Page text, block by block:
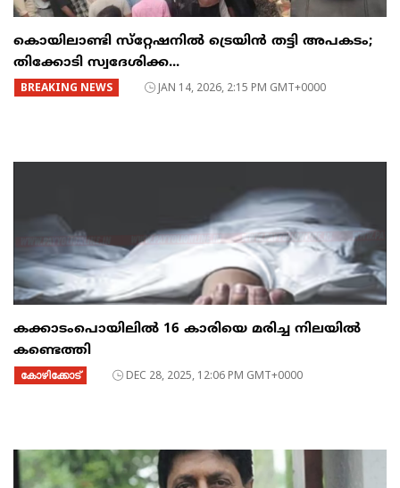
കൊയിലാണ്ടി സ്‌റ്റേഷനില്‍ ട്രെയിന്‍ തട്ടി അപകടം;
തിക്കോടി സ്വദേശിക്ക...
BREAKING NEWS JAN 14, 2026, 2:15 PM GMT+0000
കക്കാടംപൊയിലിൽ 16 കാരിയെ മരിച്ച നിലയിൽ
കണ്ടെത്തി
കോഴിക്കോട് DEC 28, 2025, 12:06 PM GMT+0000